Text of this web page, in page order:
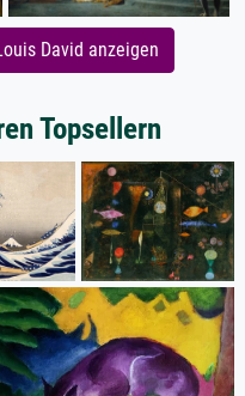
David anzeigen
Topsellern